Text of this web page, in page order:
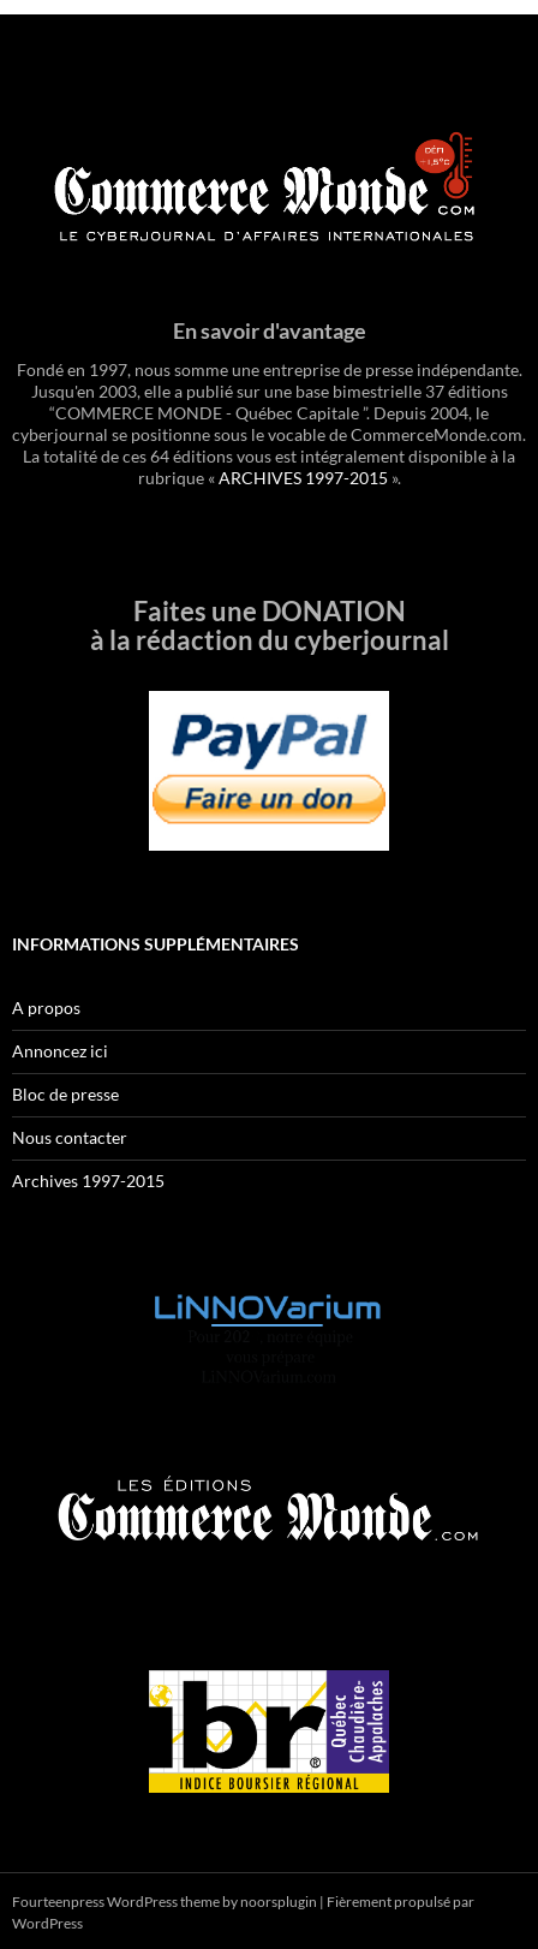
En savoir d'avantage
Fondé en 1997, nous somme une entreprise de presse indépendante.
Jusqu'en 2003, elle a publié sur une base bimestrielle 37 éditions
“COMMERCE MONDE - Québec Capitale ”. Depuis 2004, le
cyberjournal se positionne sous le vocable de CommerceMonde.com.
La totalité de ces 64 éditions vous est intégralement disponible à la
rubrique «ARCHIVES 1997-2015 ».
Faites une DONATION
à la rédaction du cyberjournal
INFORMATIONS SUPPLÉMENTAIRES
A propos
Annoncez ici
Bloc de presse
Nous contacter
Archives 1997-2015
Fourteenpress WordPress theme by noorsplugin | Fièrement propulsé par
WordPress